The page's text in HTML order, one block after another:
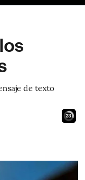
de texto
21